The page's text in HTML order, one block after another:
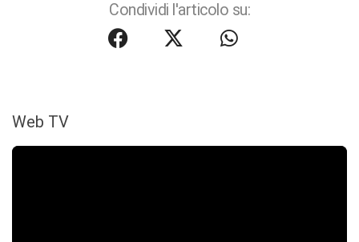
Condividi l'articolo su:
Web TV